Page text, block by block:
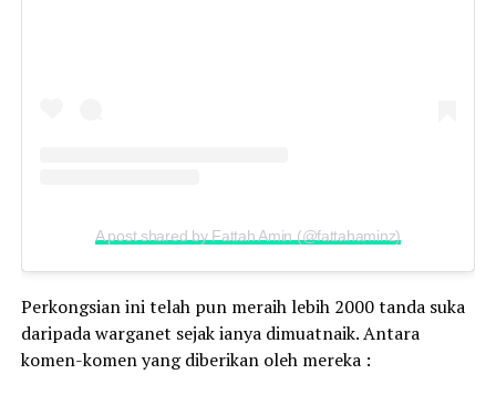
A post shared by Fattah Amin (@fattahaminz)
Perkongsian ini telah pun meraih lebih 2000 tanda suka
daripada warganet sejak ianya dimuatnaik. Antara
komen-komen yang diberikan oleh mereka :